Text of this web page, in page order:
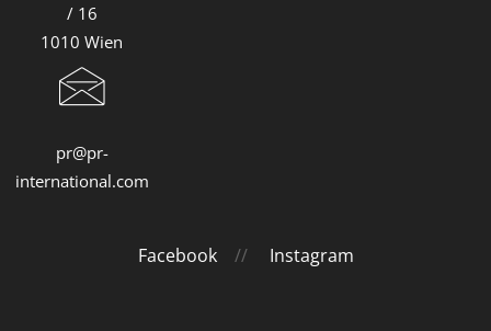
/ 16
1010 Wien
pr@pr-
international.com
Facebook// Instagram